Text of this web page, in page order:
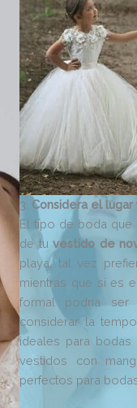
3. Considera el
El tipo de boda que
de tu vestido de
playa, tal vez
mientras que si es
formal podría ser
considerar la
ideales para
vestidos con
perfectos para